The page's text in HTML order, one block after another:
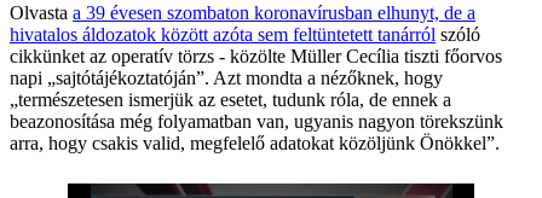
Olvasta a 39 évesen szombaton koronavírusban elhunyt, de a
hivatalos áldozatok között azóta sem feltüntetett tanárról szóló
cikkünket az operatív törzs - közölte Müller Cecília tiszti főorvos
napi „sajtótájékoztatóján”. Azt mondta a nézőknek, hogy
„természetesen ismerjük az esetet, tudunk róla, de ennek a
beazonosítása még folyamatban van, ugyanis nagyon törekszünk
arra, hogy csakis valid, megfelelő adatokat közöljünk Önökkel”.